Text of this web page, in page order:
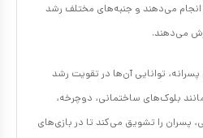
انجام می‌دهند و جنبه‌های مختلف رشد
می‌دهند.
توانایی آن‌ها در تقویت رشد
بلوک‌های ساختمانی، دوچرخه،
پسران را تشویق می‌کند تا در بازی‌های